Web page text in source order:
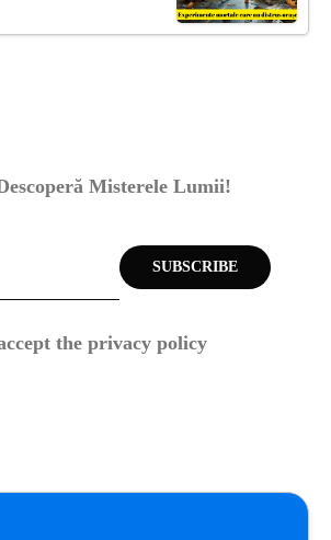
Misterele Lumii!
the privacy policy